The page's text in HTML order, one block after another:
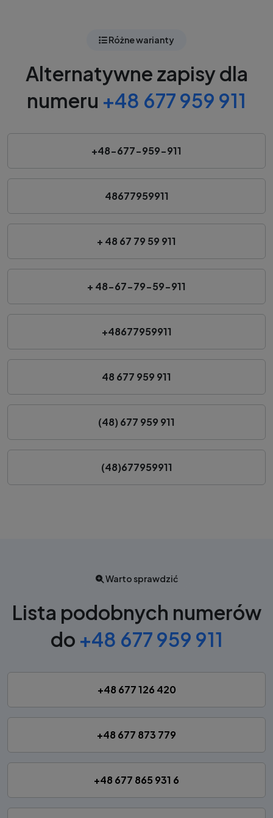
Różne warianty
Alternatywne zapisy dla
numeru +48 677 959 911
+48-677-959-911
48677959911
+ 48 67 79 59 911
+ 48-67-79-59-911
+48677959911
48 677 959 911
(48) 677 959 911
(48)677959911
Warto sprawdzić
Lista podobnych numerów
do +48 677 959 911
+48 677 126 420
+48 677 873 779
+48 677 865 931 6